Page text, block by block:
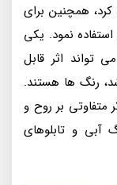
همچنین برای
نمود. یکی
تواند اثر قابل
رنگ ها هستند.
متفاوتی بر روح و
آبی و تابلوهای